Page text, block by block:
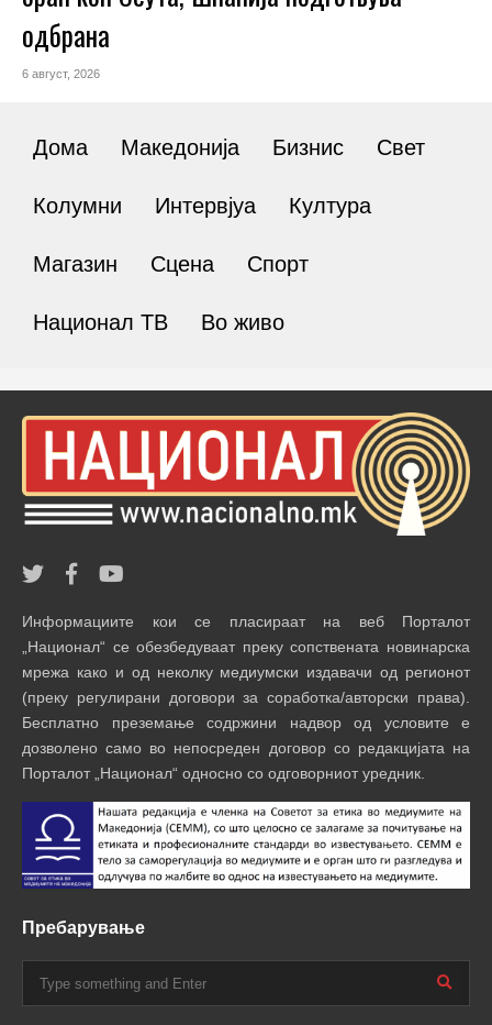
одбрана
6 август, 2026
Дома Македонија Бизнис Свет
Колумни Интервјуа Култура
Магазин Сцена Спорт
Национал ТВ Во живо
Информациите кои се пласираат на веб Порталот
„Национал“ се обезбедуваат преку сопствената новинарска
мрежа како и од неколку медиумски издавачи од регионот
(преку регулирани договори за соработка/авторски права).
Бесплатно преземање содржини надвор од условите е
дозволено само во непосреден договор со редакцијата на
Порталот „Национал“ односно со одговорниот уредник.
Пребарување